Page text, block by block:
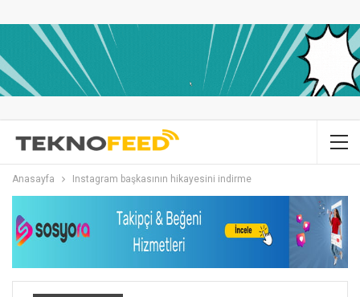
Anasayfa Instagram başkasının hikayesini indirme